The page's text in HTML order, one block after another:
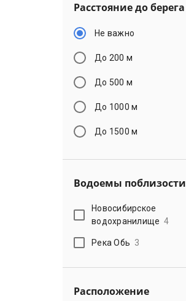
Расстояние до берега
Не важно
До 200 м
До 500 м
До 1000 м
До 1500 м
Водоемы поблизости
Новосибирское
водохранилище 4
Река Обь 3
Расположение